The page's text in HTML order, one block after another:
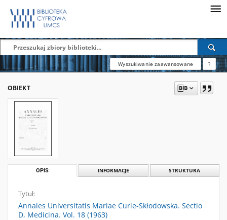
Wyszukiwanie zaawansowane ?
OBIEKT
OPIS INFORMACJE STRUKTURA
Tytuł:
Annales Universitatis Mariae Curie-Skłodowska. Sectio
D, Medicina. Vol. 18 (1963)